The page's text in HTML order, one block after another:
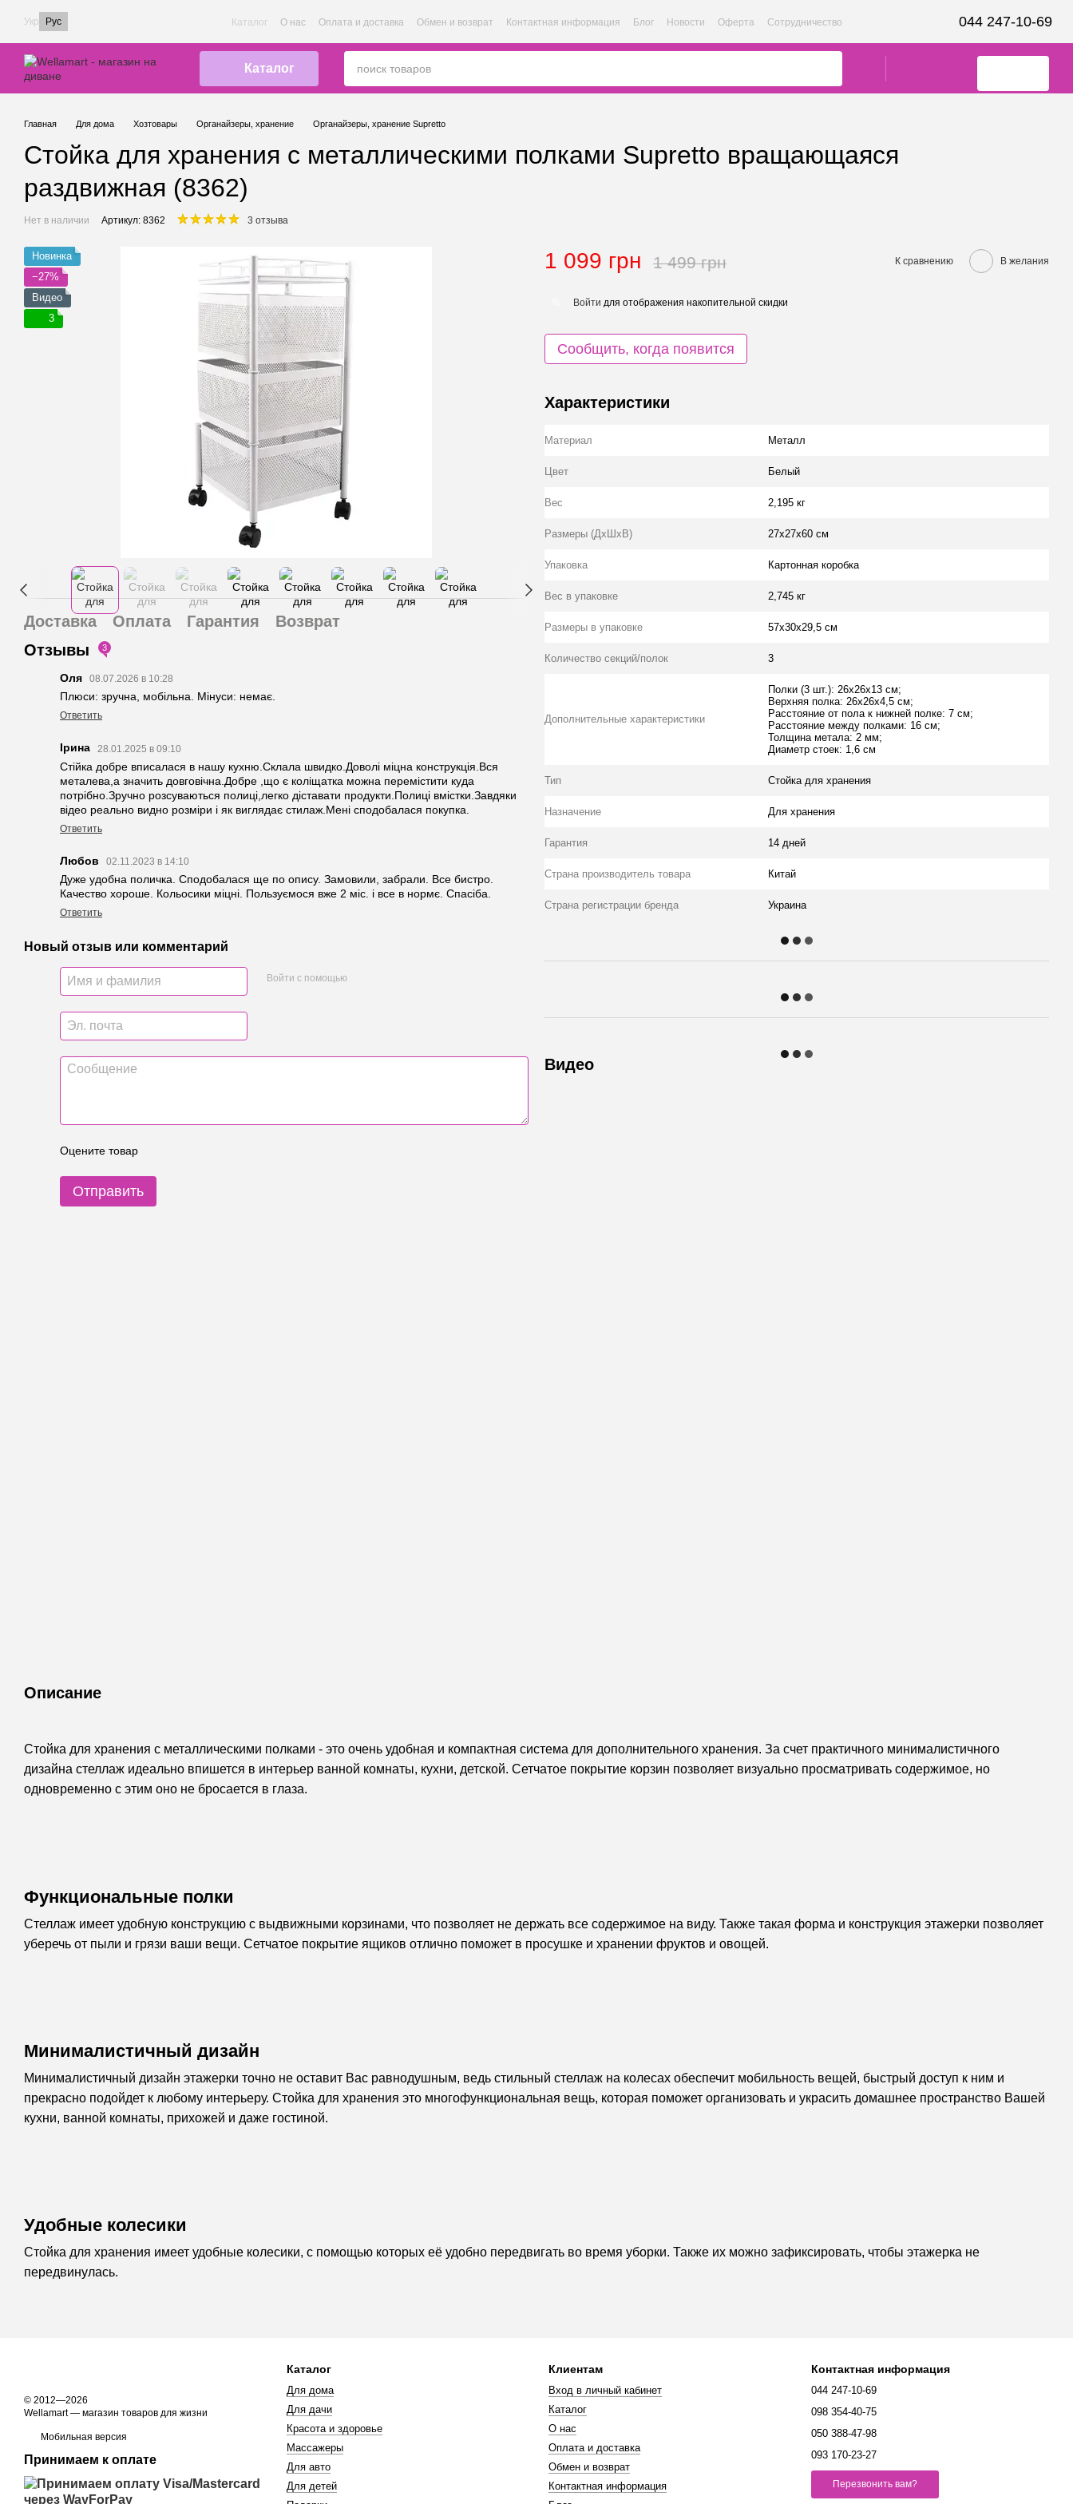
Перейти к основному контенту
Укр Рус Каталог О нас Оплата и доставка Обмен и возврат Контактная информация Блог Новости Оферта Сотрудничество 044 247-10-69
Каталог
Главная Для дома Хозтовары Органайзеры, хранение Органайзеры, хранение Supretto
Стойка для хранения с металлическими полками Supretto вращающаяся
раздвижная (8362)
Нет в наличии Артикул: 8362 3 отзыва
Новинка
−27%
Видео
3
Доставка Оплата Гарантия
Возврат
Отзывы
3
Оля 08.07.2026 в 10:28
Плюси: зручна, мобільна. Мінуси: немає.
Ответить
Ірина 28.01.2025 в 09:10
Стійка добре вписалася в нашу кухню.Склала швидко.Доволі міцна конструкція.Вся
металева,а значить довговічна.Добре ,що є коліщатка можна перемістити куда
потрібно.Зручно розсуваються полиці,легко діставати продукти.Полиці вмістки.Завдяки
відео реально видно розміри і як виглядає стилаж.Мені сподобалася покупка.
Ответить
Любов 02.11.2023 в 14:10
Дуже удобна поличка. Сподобалася ще по опису. Замовили, забрали. Все бистро.
Качество хороше. Кольосики міцні. Пользуємося вже 2 міс. і все в нормє. Спасіба.
Ответить
Новый отзыв или комментарий
Войти с помощью
Оцените товар
Отправить
1 099 грн 1 499 грн К сравнению В желания
Войти для отображения накопительной скидки
Сообщить, когда появится
Характеристики
Материал Металл
Цвет Белый
Вес 2,195 кг
Размеры (ДхШхВ) 27х27х60 см
Упаковка Картонная коробка
Вес в упаковке 2,745 кг
Размеры в упаковке 57х30х29,5 см
Количество секций/полок 3
Дополнительные характеристики
Полки (3 шт.): 26х26х13 см;
Верхняя полка: 26х26х4,5 см;
Расстояние от пола к нижней полке: 7 см;
Расстояние между полками: 16 см;
Толщина метала: 2 мм;
Диаметр стоек: 1,6 см
Тип Стойка для хранения
Назначение Для хранения
Гарантия 14 дней
Страна производитель товара Китай
Страна регистрации бренда Украина
Видео
Описание
Стойка для хранения с металлическими полками - это очень удобная и компактная система для дополнительного хранения. За счет практичного минималистичного
дизайна стеллаж идеально впишется в интерьер ванной комнаты, кухни, детской. Сетчатое покрытие корзин позволяет визуально просматривать содержимое, но
одновременно с этим оно не бросается в глаза.
Функциональные полки
Стеллаж имеет удобную конструкцию с выдвижными корзинами, что позволяет не держать все содержимое на виду. Также такая форма и конструкция этажерки позволяет
уберечь от пыли и грязи ваши вещи. Сетчатое покрытие ящиков отлично поможет в просушке и хранении фруктов и овощей.
Минималистичный дизайн
Минималистичный дизайн этажерки точно не оставит Вас равнодушным, ведь стильный стеллаж на колесах обеспечит мобильность вещей, быстрый доступ к ним и
прекрасно подойдет к любому интерьеру. Стойка для хранения это многофункциональная вещь, которая поможет организовать и украсить домашнее пространство Вашей
кухни, ванной комнаты, прихожей и даже гостиной.
Удобные колесики
Стойка для хранения имеет удобные колесики, с помощью которых её удобно передвигать во время уборки. Также их можно зафиксировать, чтобы этажерка не
передвинулась.
© 2012—2026
Wellamart — магазин товаров для жизни
Мобильная версия
Принимаем к оплате
Каталог
Для дома
Для дачи
Красота и здоровье
Массажеры
Для авто
Для детей
Клиентам
Вход в личный кабинет
Каталог
О нас
Оплата и доставка
Обмен и возврат
Контактная информация
Контактная информация
044 247-10-69
098 354-40-75
050 388-47-98
093 170-23-27
Перезвонить вам?